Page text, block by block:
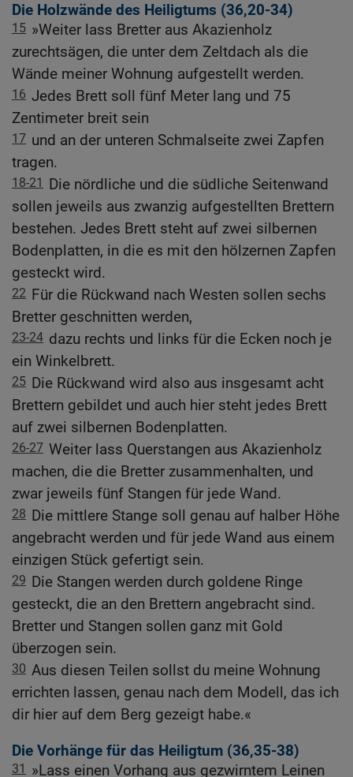
Die Holzwände des Heiligtums (36,20-34)
15 »Weiter lass Bretter aus Akazienholz
zurechtsägen, die unter dem Zeltdach als die
Wände meiner Wohnung aufgestellt werden.
16 Jedes Brett soll fünf Meter lang und 75
Zentimeter breit sein
17 und an der unteren Schmalseite zwei Zapfen
tragen.
18-21
Die nördliche und die südliche Seitenwand
sollen jeweils aus zwanzig aufgestellten Brettern
bestehen. Jedes Brett steht auf zwei silbernen
Bodenplatten, in die es mit den hölzernen Zapfen
gesteckt wird.
22 Für die Rückwand nach Westen sollen sechs
Bretter geschnitten werden,
23-24 dazu rechts und links für die Ecken noch je
ein Winkelbrett.
25 Die Rückwand wird also aus insgesamt acht
Brettern gebildet und auch hier steht jedes Brett
auf zwei silbernen Bodenplatten.
26-27 Weiter lass Querstangen aus Akazienholz
machen, die die Bretter zusammenhalten, und
zwar jeweils fünf Stangen für jede Wand.
28 Die mittlere Stange soll genau auf halber Höhe
angebracht werden und für jede Wand aus einem
einzigen Stück gefertigt sein.
29 Die Stangen werden durch goldene Ringe
gesteckt, die an den Brettern angebracht sind.
Bretter und Stangen sollen ganz mit Gold
überzogen sein.
30 Aus diesen Teilen sollst du meine Wohnung
errichten lassen, genau nach dem Modell, das ich
dir hier auf dem Berg gezeigt habe.«
Die Vorhänge für das Heiligtum (36,35-38)
31 »Lass einen Vorhang aus gezwirntem Leinen